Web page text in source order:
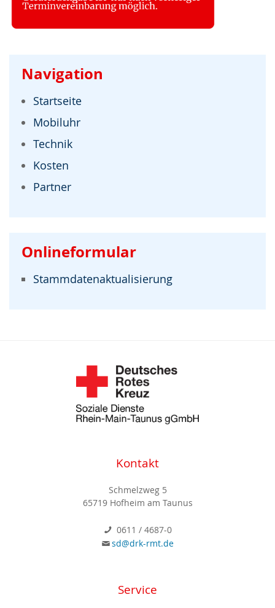
Navigation
Startseite
Mobiluhr
Technik
Kosten
Partner
Onlineformular
Stammdatenaktualisierung
Kontakt
Schmelzweg 5
65719 Hofheim am Taunus
0611 / 4687-0
sd@drk-rmt.de
Service